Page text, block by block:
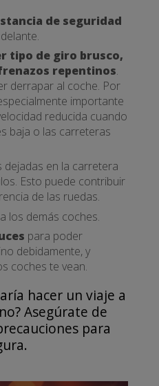
de seguridad
tipo de giro brusco,
repentinos.
derrapar al coche. Por
importante
reducida cuando
baja o las carreteras
dejadas en la carretera
Esto puede contribuir
de las ruedas.
a los demás coches.
para poder
debidamente, y
coches te vean.
hacer un viaje a
Asegúrate de
para